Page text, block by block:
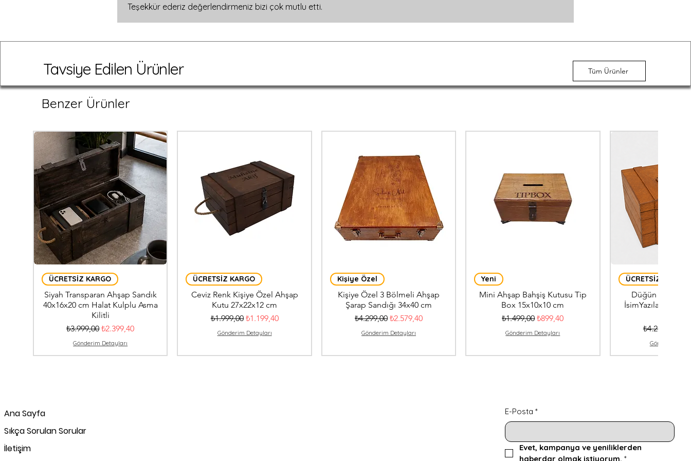
Özel renk veya ölçü talepleriniz için bize ulaşabilirsiniz. Hediyeniz bu el
yapımı kutuyla unutulmaz olsun! 🎁
Teşekkür ederiz değerlendirmeniz bizi çok mutlu etti.
Tavsiye Edilen Ürünler Tüm Ürünler
Benzer Ürünler
ÜCRETSİZ KARGO
Siyah Transparan Ahşap Sandık
40x16x20 cm Halat Kulplu Asma
Kilitli
Normal Fiyat
₺3.999,00 İndirimli Fiyat
₺2.399,40
Gönderim Detayları
ÜCRETSİZ KARGO
Ceviz Renk Kişiye Özel Ahşap
Kutu 27x22x12 cm
Normal Fiyat
₺1.999,00 İndirimli Fiyat
₺1.199,40
Gönderim Detayları
Kişiye Özel
Kişiye Özel 3 Bölmeli Ahşap
Şarap Sandığı 34x40 cm
Normal Fiyat
₺4.299,00 İndirimli Fiyat
₺2.579,40
Gönderim Detayları
Yeni
Mini Ahşap Bahşiş Kutusu Tip
Box 15x10x10 cm
Normal Fiyat
₺1.499,00İndirimli Fiyat
₺899,40
Gönderim Detayları
ÜCRETSİZ KARGO
Düğün Nışan
İsimYazılabilir
Normal Fiyat
₺4.250,00
Gönderim
Ana Sayfa
Sıkça Sorulan Sorular
İletişim
E-Posta *
Evet, kampanya ve yeniliklerden
haberdar olmak istiyorum. *